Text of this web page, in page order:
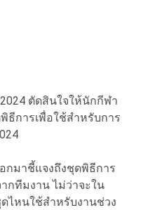
ตัดสินใจให้นักกีฬา
ธีการเพื่อใช้สำหรับการ
กมาชี้แจงถึงชุดพิธีการ
กทีมงาน ไม่ว่าจะใน
ไหนใช้สำหรับงานช่วง